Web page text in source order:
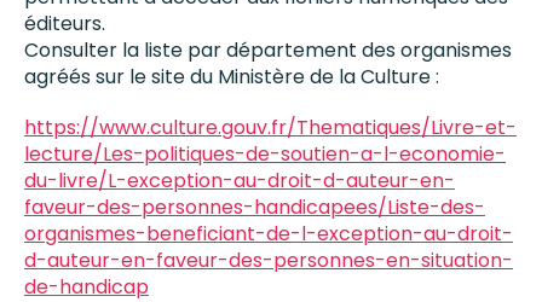
éditeurs.
Consulter la liste par département des organismes
agréés sur le site du Ministère de la Culture :
https://www.culture.gouv.fr/Thematiques/Livre-et-
lecture/Les-politiques-de-soutien-a-l-economie-
du-livre/L-exception-au-droit-d-auteur-en-
faveur-des-personnes-handicapees/Liste-des-
organismes-beneficiant-de-l-exception-au-droit-
d-auteur-en-faveur-des-personnes-en-situation-
de-handicap